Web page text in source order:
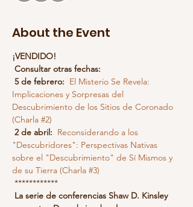
About the Event
¡VENDIDO!
Consultar otras fechas:
5 de febrero: El Misterio Se Revela:
Implicaciones y Sorpresas del
Descubrimiento de los Sitios de Coronado
(Charla #2)
2 de abril: Reconsiderando a los
"Descubridores": Perspectivas Nativas
sobre el "Descubrimiento" de Sí Mismos y
de su Tierra (Charla #3)
************
La serie de conferencias Shaw D. Kinsley